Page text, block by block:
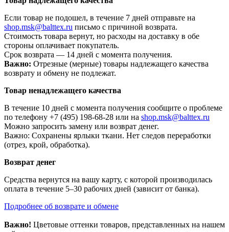
Если товар не подошел, в течение 7 дней отправьте на
shop.msk@balttex.ru письмо с причиной возврата.
Стоимость товара вернут, но расходы на доставку в обе
стороны оплачивает покупатель.
Срок возврата — 14 дней с момента получения.
Важно: Отрезные (мерные) товары надлежащего качества
возврату и обмену не подлежат.
Товар ненадлежащего качества
В течение 10 дней с момента получения сообщите о проблеме
по телефону +7 (495) 198-68-28 или на shop.msk@balttex.ru
Можно запросить замену или возврат денег.
Важно: Сохранены ярлыки ткани. Нет следов переработки
(отрез, крой, обработка).
Возврат денег
Средства вернутся на вашу карту, с которой производилась
оплата в течение 5–30 рабочих дней (зависит от банка).
Подробнее об возврате и обмене
Важно! Цветовые оттенки товаров, представленных на нашем